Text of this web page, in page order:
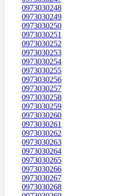
0973030248
0973030249
0973030250
0973030251
0973030252
0973030253
0973030254
0973030255
0973030256
0973030257
0973030258
0973030259
0973030260
0973030261
0973030262
0973030263
0973030264
0973030265
0973030266
0973030267
0973030268